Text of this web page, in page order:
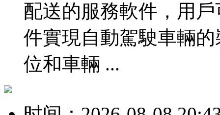
配送的服務軟件，用
件實現自動駕駛車輛
位和車輛 ...